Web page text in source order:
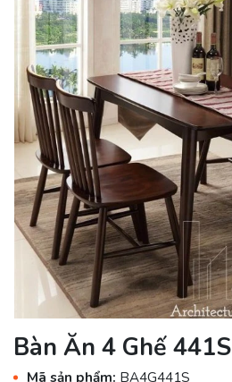
Bàn Ăn 4 Ghế 441S
Mã sản phẩm: BA4G441S